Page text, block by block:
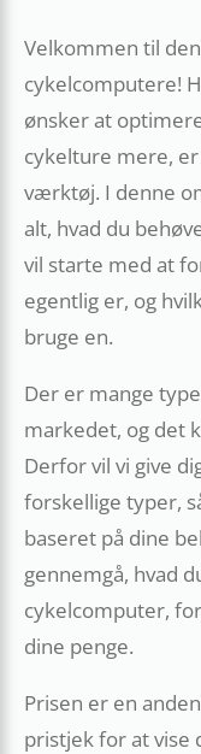
Velkommen til
cykelcomputere!
ønsker at
cykelture mere,
værktøj. I denne
alt, hvad du
vil starte med at
egentlig er, og
bruge en.
Der er mange
markedet, og det
Derfor vil vi give
forskellige typer,
baseret på dine
gennemgå, hvad
cykelcomputer,
dine penge.
Prisen er en
pristjek for at vise